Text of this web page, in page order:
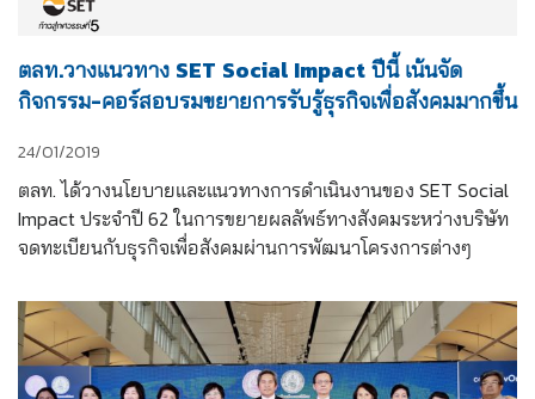
ตลท.วางแนวทาง SET Social Impact ปีนี้ เน้นจัด
กิจกรรม-คอร์สอบรมขยายการรับรู้ธุรกิจเพื่อสังคมมากขึ้น
24/01/2019
ตลท. ได้วางนโยบายและแนวทางการดำเนินงานของ SET Social
Impact ประจำปี 62 ในการขยายผลลัพธ์ทางสังคมระหว่างบริษัท
จดทะเบียนกับธุรกิจเพื่อสังคมผ่านการพัฒนาโครงการต่างๆ